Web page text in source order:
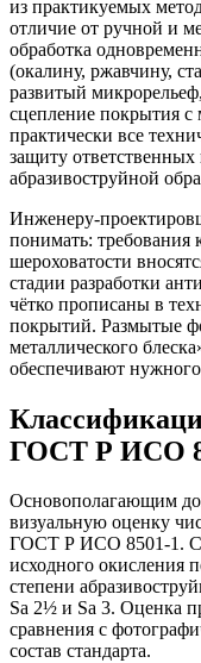
из практикуемых
отличие от ручной и
обработка
(окалину, ржавчину,
развитый
сцепление покрытия
практически все
защиту
абразивоструйной
Инженеру-
понимать:
шероховатости
стадии разработки
чётко прописаны в
покрытий. Размытые
металлического
обеспечивают нужного
ГОСТ Р ИСО
Основополагающим
визуальную оценку
ГОСТ Р ИСО 8501-1.
исходного окисления
степени
Sa 2½ и Sa 3. Оценка
сравнения с
состав стандарта.